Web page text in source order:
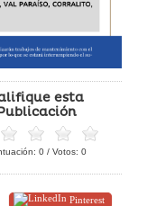
esta
0 / Votos: 0
Pinterest